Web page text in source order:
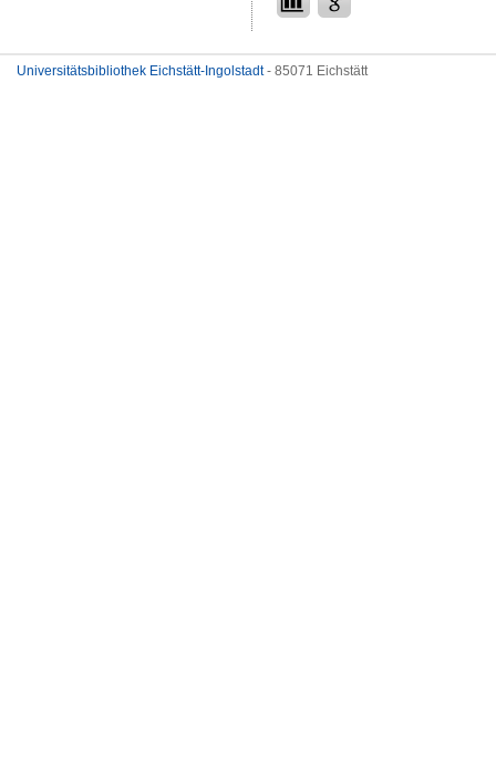
Universitätsbibliothek Eichstätt-Ingolstadt- 85071 Eichstätt